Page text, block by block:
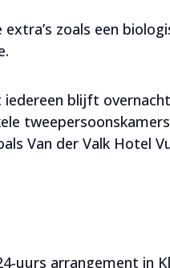
zoals een
blijft
Van der Valk Hotel
uurs arrangement in